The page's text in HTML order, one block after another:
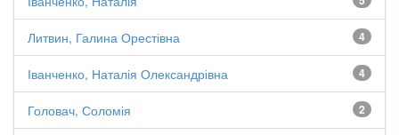
4
Литвин, Галина Орестівна
4
Іванченко, Наталія Олександрівна
2
Головач, Соломія